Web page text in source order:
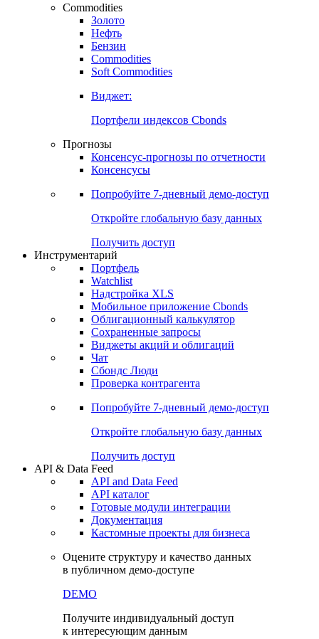
Commodities
Золото
Нефть
Бензин
Commodities
Soft Commodities
Виджет:
Портфели индексов Cbonds
Прогнозы
Консенсус-прогнозы по отчетности
Консенсусы
Попробуйте 7-дневный демо-доступ
Откройте глобальную базу данных
Получить доступ
Инструментарий
Портфель
Watchlist
Надстройка XLS
Мобильное приложение Cbonds
Облигационный калькулятор
Сохраненные запросы
Виджеты акций и облигаций
Чат
Сбондс Люди
Проверка контрагента
Попробуйте 7-дневный демо-доступ
Откройте глобальную базу данных
Получить доступ
API & Data Feed
API and Data Feed
API каталог
Готовые модули интеграции
Документация
Кастомные проекты для бизнеса
Оцените структуру и качество данных
в публичном демо-доступе
DEMO
Получите индивидуальный доступ
к интересующим данным